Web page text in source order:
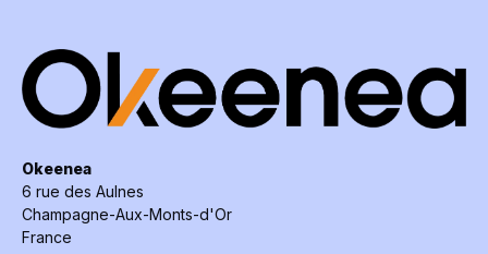
Okeenea
6 rue des Aulnes
Champagne-Aux-Monts-d'Or
France